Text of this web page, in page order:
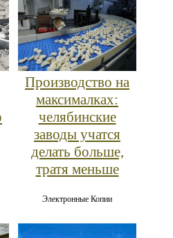
Производство на
максималках:
челябинские
заводы учатся
делать больше,
тратя меньше
Электронные Копии